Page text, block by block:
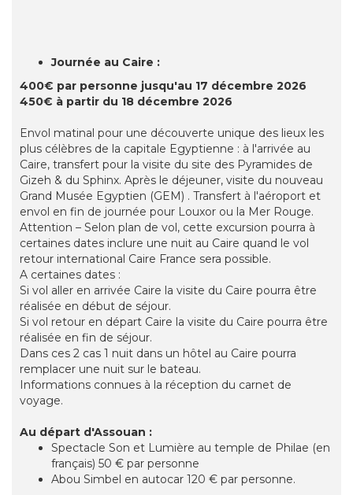
Journée au Caire :
400€ par personne jusqu'au 17 décembre 2026
450€ à partir du 18 décembre 2026
Envol matinal pour une découverte unique des lieux les
plus célèbres de la capitale Egyptienne : à l'arrivée au
Caire, transfert pour la visite du site des Pyramides de
Gizeh & du Sphinx. Après le déjeuner, visite du nouveau
Grand Musée Egyptien (GEM) . Transfert à l'aéroport et
envol en fin de journée pour Louxor ou la Mer Rouge.
Attention – Selon plan de vol, cette excursion pourra à
certaines dates inclure une nuit au Caire quand le vol
retour international Caire France sera possible.
A certaines dates :
Si vol aller en arrivée Caire la visite du Caire pourra être
réalisée en début de séjour.
Si vol retour en départ Caire la visite du Caire pourra être
réalisée en fin de séjour.
Dans ces 2 cas 1 nuit dans un hôtel au Caire pourra
remplacer une nuit sur le bateau.
Informations connues à la réception du carnet de
voyage.
Au départ d'Assouan :
Spectacle Son et Lumière au temple de Philae (en
français) 50 € par personne
Abou Simbel en autocar 120 € par personne.